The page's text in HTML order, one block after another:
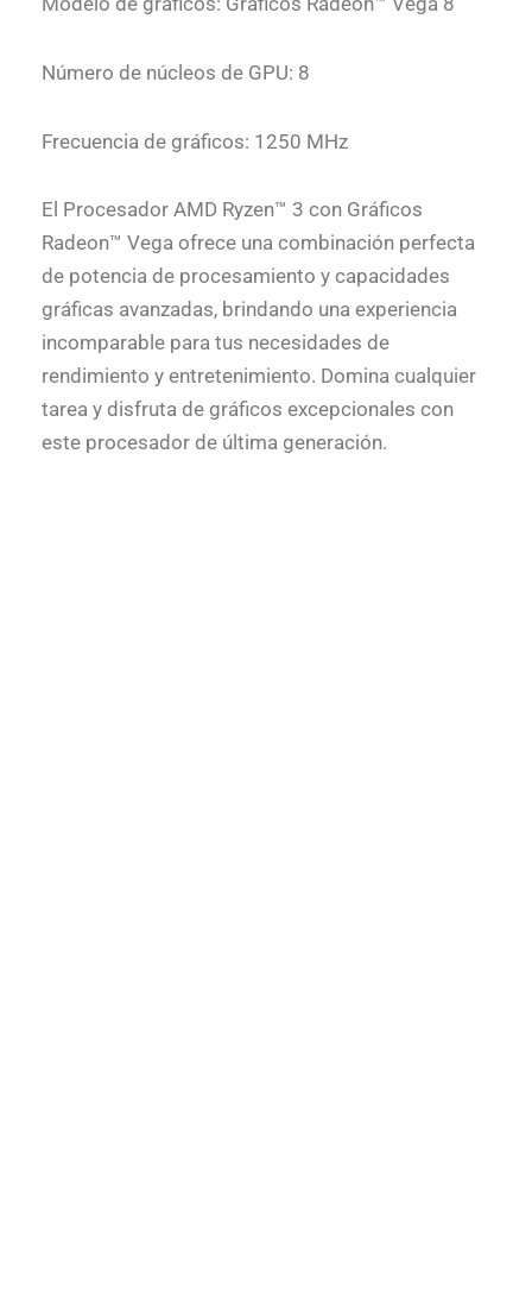
Número de núcleos de GPU: 8
Frecuencia de gráficos: 1250 MHz
El Procesador AMD Ryzen™ 3 con Gráficos
Radeon™ Vega ofrece una combinación perfecta
de potencia de procesamiento y capacidades
gráficas avanzadas, brindando una experiencia
incomparable para tus necesidades de
rendimiento y entretenimiento. Domina cualquier
tarea y disfruta de gráficos excepcionales con
este procesador de última generación.